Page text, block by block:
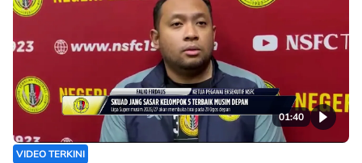
01:40
VIDEO TERKINI